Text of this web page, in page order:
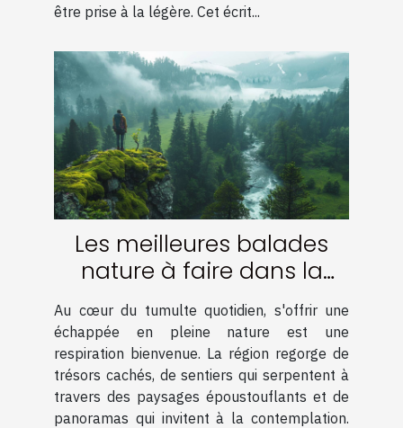
être prise à la légère. Cet écrit...
Les meilleures balades
nature à faire dans la
région
Au cœur du tumulte quotidien, s'offrir une
échappée en pleine nature est une
respiration bienvenue. La région regorge de
trésors cachés, de sentiers qui serpentent à
travers des paysages époustouflants et de
panoramas qui invitent à la contemplation.